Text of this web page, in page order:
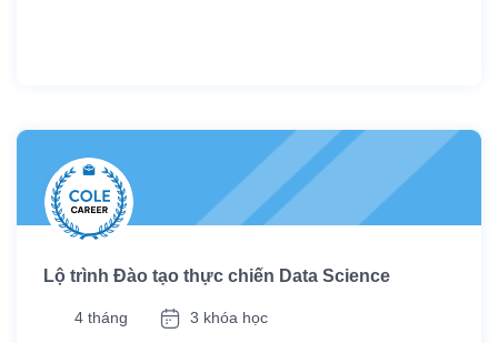
Lộ trình Đào tạo thực chiến Data Science
4 tháng 3 khóa học